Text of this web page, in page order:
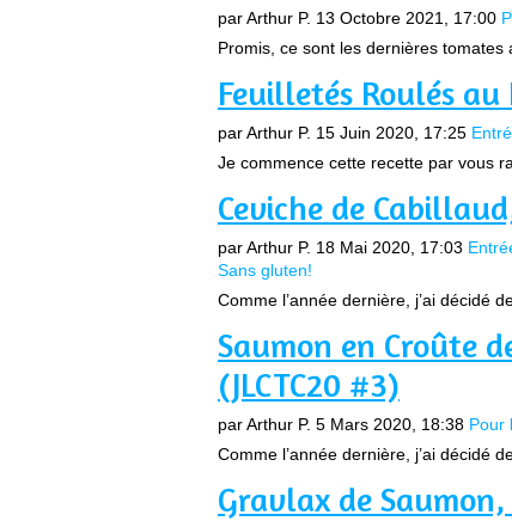
par Arthur P. 13 Octobre 2021, 17:00
Promis, ce sont les dernières tomates
Feuilletés Roulés au
par Arthur P. 15 Juin 2020, 17:25
Je commence cette recette par vous
Ceviche de
par Arthur P. 18 Mai 2020, 17:03
Sans gluten!
Comme l’année dernière, j’ai décidé
Saumon en Croûte
(JLCTC20 #3)
par Arthur P. 5 Mars 2020, 18:38 Pour
Comme l’année dernière, j’ai décidé
Gravlax de